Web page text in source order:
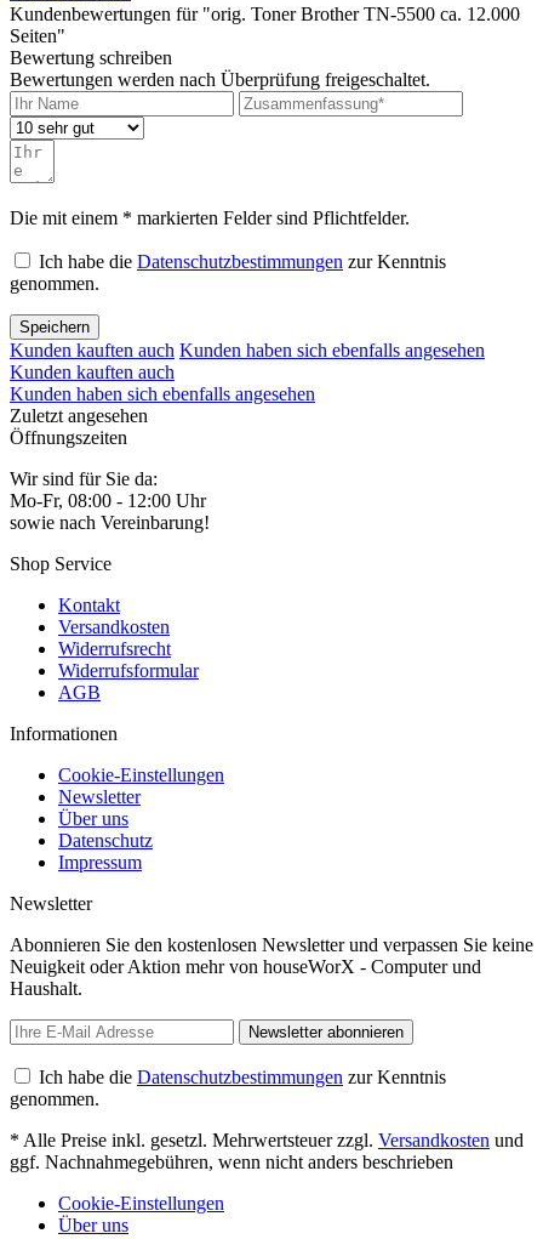
Kundenbewertungen für "orig. Toner Brother TN-5500 ca. 12.000
Seiten"
Bewertung schreiben
Bewertungen werden nach Überprüfung freigeschaltet.
Die mit einem * markierten Felder sind Pflichtfelder.
Ich habe die Datenschutzbestimmungen zur Kenntnis
genommen.
Speichern
Kunden kauften auch Kunden haben sich ebenfalls angesehen
Kunden kauften auch
Kunden haben sich ebenfalls angesehen
Zuletzt angesehen
Öffnungszeiten
Wir sind für Sie da:
Mo-Fr, 08:00 - 12:00 Uhr
sowie nach Vereinbarung!
Shop Service
Kontakt
Versandkosten
Widerrufsrecht
Widerrufsformular
AGB
Informationen
Cookie-Einstellungen
Newsletter
Über uns
Datenschutz
Impressum
Newsletter
Abonnieren Sie den kostenlosen Newsletter und verpassen Sie keine
Neuigkeit oder Aktion mehr von houseWorX - Computer und
Haushalt.
Newsletter abonnieren
Ich habe die Datenschutzbestimmungen zur Kenntnis
genommen.
* Alle Preise inkl. gesetzl. Mehrwertsteuer zzgl. Versandkosten und
ggf. Nachnahmegebühren, wenn nicht anders beschrieben
Cookie-Einstellungen
Über uns